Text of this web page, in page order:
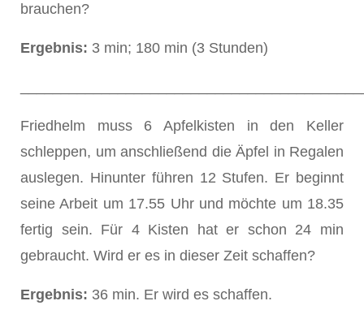
brauchen?
Ergebnis: 3 min; 180 min (3 Stunden)
Friedhelm muss 6 Apfelkisten in den Keller
schleppen, um anschließend die Äpfel in Regalen
auslegen. Hinunter führen 12 Stufen. Er beginnt
seine Arbeit um 17.55 Uhr und möchte um 18.35
fertig sein. Für 4 Kisten hat er schon 24 min
gebraucht. Wird er es in dieser Zeit schaffen?
Ergebnis: 36 min. Er wird es schaffen.